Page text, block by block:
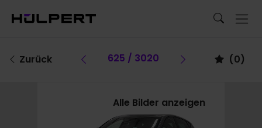
Zurück Vorheriges Fahrzeug
625 / 3020 Vorheriges
(0)
Alle Bilder anzeigen